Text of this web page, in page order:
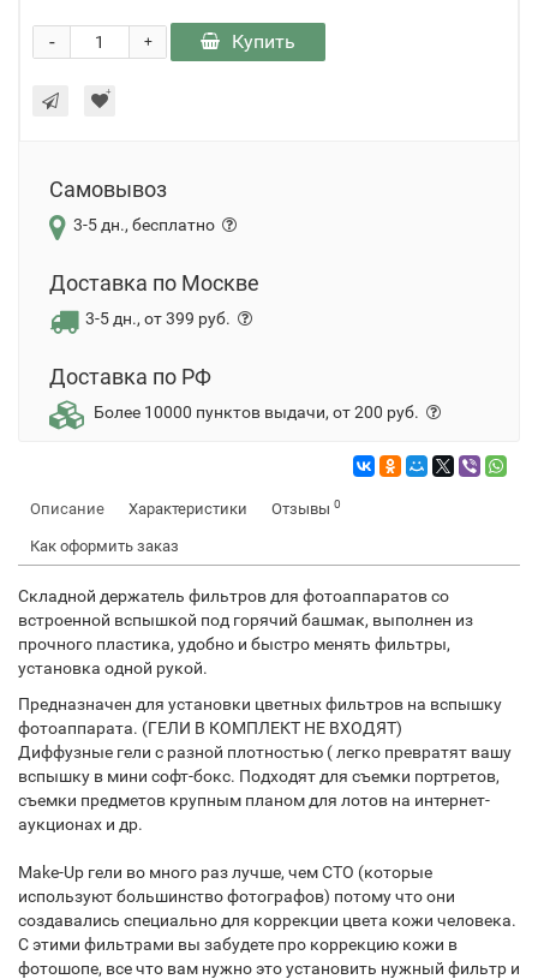
+
- Купить
Самовывоз
3-5 дн., бесплатно
Доставка по Москве
3-5 дн., от 399 руб.
Доставка по РФ
Более 10000 пунктов выдачи, от 200 руб.
Описание Характеристики Отзывы 0
Как оформить заказ
Складной держатель фильтров для фотоаппаратов со
встроенной вспышкой под горячий башмак, выполнен из
прочного пластика, удобно и быстро менять фильтры,
установка одной рукой.
Предназначен для установки цветных фильтров на вспышку
фотоаппарата. (ГЕЛИ В КОМПЛЕКТ НЕ ВХОДЯТ)
Диффузные гели с разной плотностью ( легко превратят вашу
вспышку в мини софт-бокс. Подходят для съемки портретов,
съемки предметов крупным планом для лотов на интернет-
аукционах и др.
Make-Up гели во много раз лучше, чем СТО (которые
используют большинство фотографов) потому что они
создавались специально для коррекции цвета кожи человека.
С этими фильтрами вы забудете про коррекцию кожи в
фотошопе, все что вам нужно это установить нужный фильтр и